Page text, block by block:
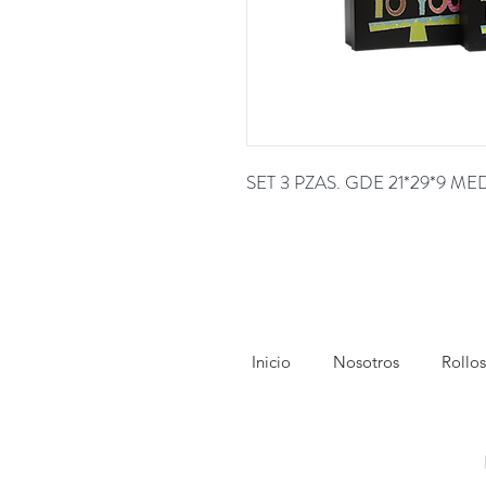
SET 3 PZAS. GDE 21*29*9
Inicio Nosotros Rollos